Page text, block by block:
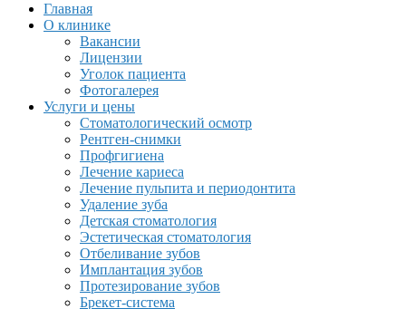
Главная
О клинике
Вакансии
Лицензии
Уголок пациента
Фотогалерея
Услуги и цены
Стоматологический осмотр
Рентген-снимки
Профгигиена
Лечение кариеса
Лечение пульпита и периодонтита
Удаление зуба
Детская стоматология
Эстетическая стоматология
Отбеливание зубов
Имплантация зубов
Протезирование зубов
Брекет-система